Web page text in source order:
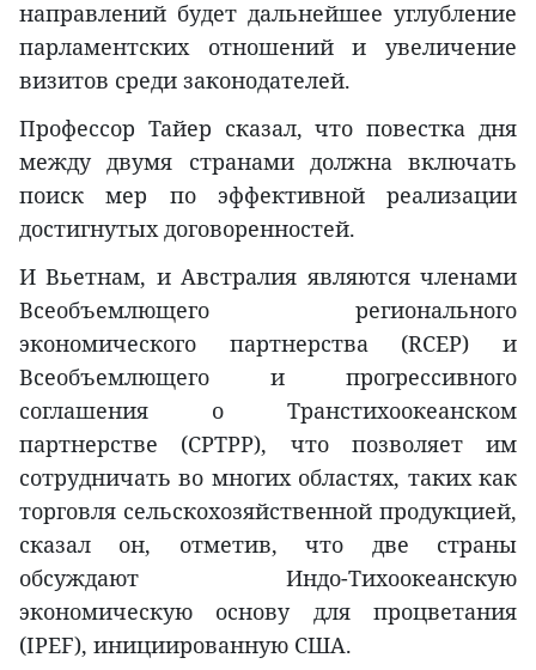
направлений будет дальнейшее углубление
парламентских отношений и увеличение
визитов среди законодателей.
Профессор Тайер сказал, что повестка дня
между двумя странами должна включать
поиск мер по эффективной реализации
достигнутых договоренностей.
И Вьетнам, и Австралия являются членами
Всеобъемлющего регионального
экономического партнерства (RCEP) и
Всеобъемлющего и прогрессивного
соглашения о Транстихоокеанском
партнерстве (CPTPP), что позволяет им
сотрудничать во многих областях, таких как
торговля сельскохозяйственной продукцией,
сказал он, отметив, что две страны
обсуждают Индо-Тихоокеанскую
экономическую основу для процветания
(IPEF), инициированную США.